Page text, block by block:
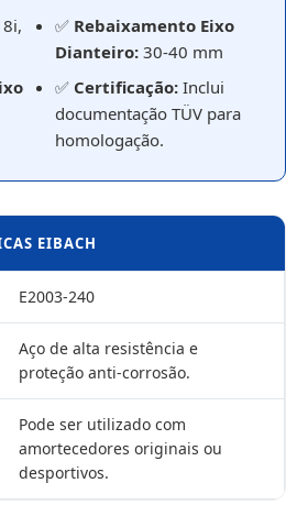
✅ Rebaixamento Eixo
Dianteiro: 30-40 mm
✅ Certificação: Inclui
documentação TÜV para
homologação.
EIBACH
E2003-240
Aço de alta resistência e
proteção anti-corrosão.
Pode ser utilizado com
amortecedores originais ou
desportivos.